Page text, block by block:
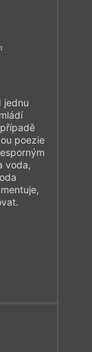
jednu
poezie
voda,